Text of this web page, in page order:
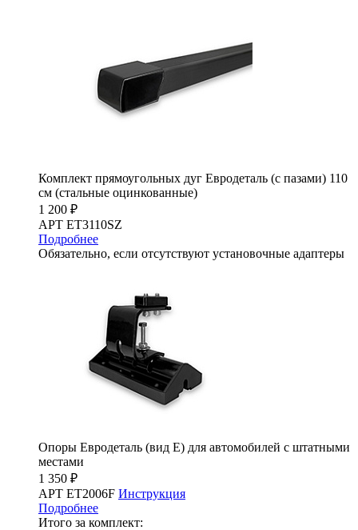
Комплект прямоугольных дуг Евродеталь (с пазами) 110
см (стальные оцинкованные)
1 200 ₽
АРТ ET3110SZ
Подробнее
Обязательно, если отсутствуют установочные адаптеры
Опоры Евродеталь (вид Е) для автомобилей с штатными
местами
1 350 ₽
АРТ ET2006F Инструкция
Подробнее
Итого за комплект: